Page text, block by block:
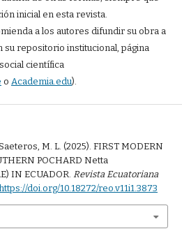
inicial en esta revista.
a los autores difundir su obra a
repositorio institucional, página
científica
o Academia.edu).
M. L. (2025). FIRST MODERN
POCHARD Netta
IN ECUADOR. Revista Ecuatoriana
doi.org/10.18272/reo.v11i1.3873